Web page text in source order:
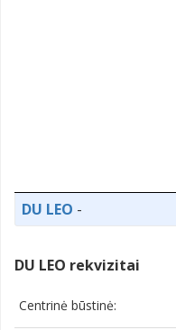
DU LEO -
DU LEO rekvizitai
Centrinė būstinė: